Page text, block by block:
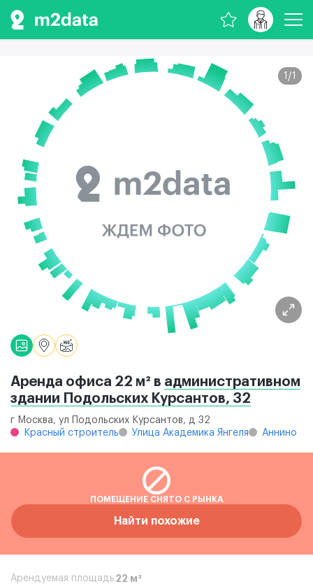
1 /1
Аренда офиса 22 м² в административном
здании Подольских Курсантов, 32
г Москва, ул Подольских Курсантов, д 32
Красный строитель
Улица Академика Янгеля Аннино
ПОМЕЩЕНИЕ СНЯТО С РЫНКА
Найти похожие
Арендуемая площадь 22 м²